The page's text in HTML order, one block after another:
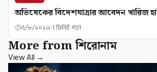
অভিষেকের বিদেশযাত্রার আবেদন খারিজ
৫/৮/২০২৬ 1 মিনিট পড়া
More from শিরোনাম
View All →